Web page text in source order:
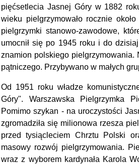
pięćsetlecia Jasnej Góry w 1882
wieku pielgrzymowało rocznie
pielgrzymki stanowo-zawodowe,
umocnił się po 1945 roku i do
znamion polskiego pielgrzymowania.
pątniczego. Przybywano w małych
Od 1951 roku władze
Góry". Warszawska Pielgrzymka
Pomimo szykan - na uroczystości
zgromadziła się milionowa rzesza
przed tysiącleciem Chrztu Polski
masowy rozwój pielgrzymowania.
wraz z wyborem kardynała Karola